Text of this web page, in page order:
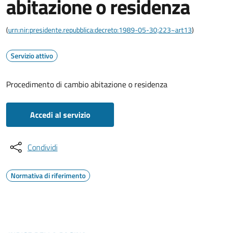
abitazione o residenza
(urn:nir:presidente.repubblica:decreto:1989-05-30;223~art13)
Servizio attivo
Procedimento di cambio abitazione o residenza
Accedi al servizio
Condividi
Normativa di riferimento